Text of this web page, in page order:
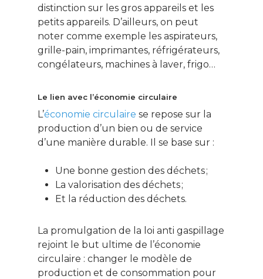
distinction sur les gros appareils et les
petits appareils. D’ailleurs, on peut
noter comme exemple les aspirateurs,
grille-pain, imprimantes, réfrigérateurs,
congélateurs, machines à laver, frigo…
Le lien avec l’économie circulaire
L’économie circulaire se repose sur la
production d’un bien ou de service
d’une manière durable. Il se base sur :
Une bonne gestion des déchets ;
La valorisation des déchets ;
Et la réduction des déchets.
La promulgation de la loi anti gaspillage
rejoint le but ultime de l’économie
circulaire : changer le modèle de
production et de consommation pour